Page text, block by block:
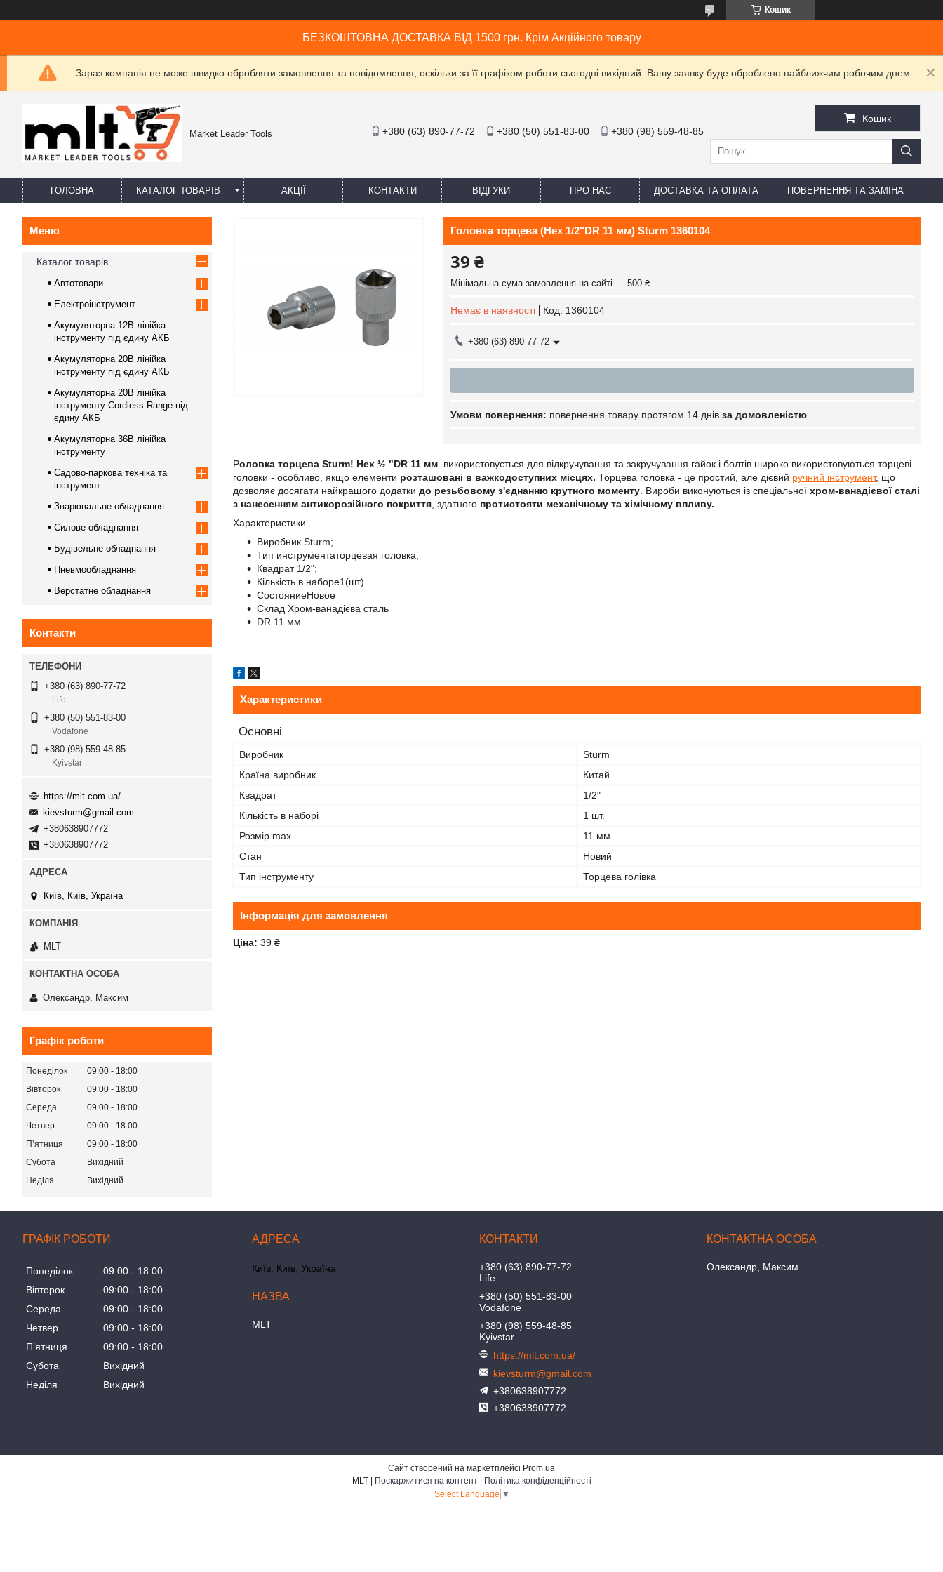
Кошик
БЕЗКОШТОВНА ДОСТАВКА ВІД 1500 грн. Крім Акційного товару
Зараз компанія не може швидко обробляти замовлення та повідомлення, оскільки за її графіком роботи сьогодні вихідний. Вашу заявку буде оброблено найближчим робочим днем.
Market Leader Tools +380 (63) 890-77-72 +380 (50) 551-83-00 +380 (98) 559-48-85
Кошик
ГОЛОВНА КАТАЛОГ ТОВАРІВ АКЦІЇ КОНТАКТИ ВІДГУКИ ПРО НАС ДОСТАВКА ТА ОПЛАТА ПОВЕРНЕННЯ ТА ЗАМІНА
Головка торцева (Hex 1/2"DR 11 мм) Sturm 1360104
39 ₴
Мінімальна сума замовлення на сайті — 500 ₴
Немає в наявності Код: 1360104
+380 (63) 890-77-72
повернення товару протягом 14 днів за домовленістю
Роловка торцева Sturm! Hex ½ "DR 11 мм . використовується для відкручування та закручування гайок і болтів широко використовуються торцеві
головки - особливо, якщо елементи розташовані в важкодоступних місцях. Торцева головка - це простий, але дієвий ручний інструмент, що
дозволяє досягати найкращого додатки до резьбовому з'єднанню крутного моменту . Вироби виконуються із спеціальної хром-ванадієвої сталі
з нанесенням антикорозійного покриття , здатного протистояти механічному та хімічному впливу.
Характеристики
Виробник Sturm;
Тип инструментаторцевая головка;
Квадрат 1/2";
Кількість в наборе1(шт)
СостояниеНовое
Склад Хром-ванадієва сталь
DR 11 мм.
Характеристики
Основні
Виробник
Sturm
Країна виробник
Китай
Квадрат
1/2"
Кількість в наборі
1 шт.
Розмір max
11 мм
Стан
Новий
Тип інструменту
Торцева голівка
Інформація для замовлення
Ціна: 39 ₴
Каталог товарів
Автотовари
Електроінструмент
Акумуляторна 12В лінійка
інструменту під єдину АКБ
Акумуляторна 20В лінійка
інструменту під єдину АКБ
Акумуляторна 20В лінійка
інструменту Сordless Range під
єдину АКБ
Акумуляторна 36В лінійка
інструменту
Садово-паркова техніка та
інструмент
Зварювальне обладнання
Силове обладнання
Будівельне обладнання
Пневмообладнання
Верстатне обладнання
Контакти
+380 (63) 890-77-72
Life
+380 (50) 551-83-00
Vodafone
+380 (98) 559-48-85
Kyivstar
https://mlt.com.ua/
kievsturm@gmail.com
+380638907772
+380638907772
Київ, Київ, Україна
MLT
Олександр, Максим
Графік роботи
Понеділок 09:00
18:00
Вівторок
09:00
18:00
Середа
09:00
18:00
Четвер
09:00
18:00
Пʼятниця
09:00
18:00
Субота
Вихідний
Неділя
Вихідний
ГРАФІК РОБОТИ
Понеділок 09:00
18:00
Вівторок
09:00
18:00
Середа
09:00
18:00
Четвер
09:00
18:00
Пʼятниця
09:00
18:00
Субота
Вихідний
Неділя
Вихідний
Київ, Київ, Україна
MLT
+380 (63) 890-77-72
Life
+380 (50) 551-83-00
Vodafone
+380 (98) 559-48-85
Kyivstar
https://mlt.com.ua/
kievsturm@gmail.com
+380638907772
+380638907772
Олександр, Максим
Сайт створений на маркетплейсі Prom.ua
MLT | Поскаржитися на контент | Політика конфіденційності
Select Language ▼